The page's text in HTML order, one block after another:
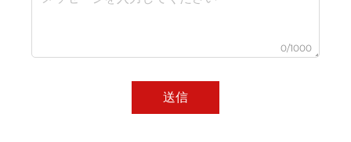
0/1000
送信